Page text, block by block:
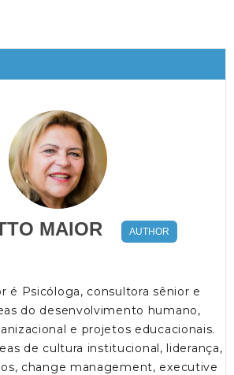
MAIOR AUTHOR
é Psicóloga, consultora sênior e
do desenvolvimento humano,
e projetos educacionais.
de cultura institucional, liderança,
change management, executive